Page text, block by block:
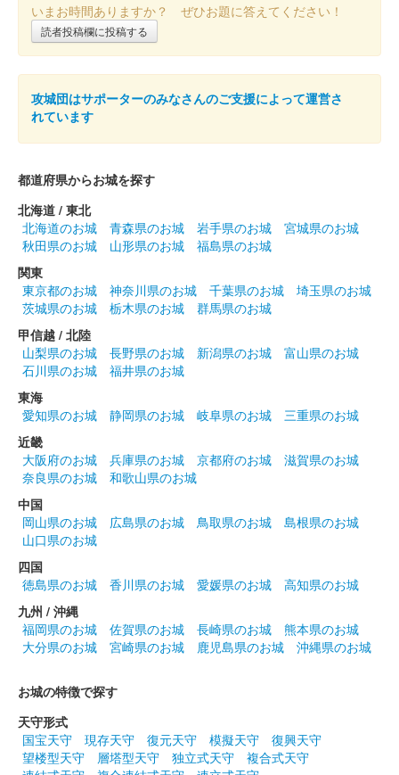
いまお時間ありますか？ ぜひお題に答えてください！
読者投稿欄に投稿する
攻城団はサポーターのみなさんのご支援によって運営さ
れています
都道府県からお城を探す
北海道 / 東北
北海道のお城
青森県のお城 岩手県のお城
宮城県のお城
秋田県のお城
山形県のお城
福島県のお城
関東
東京都のお城
神奈川県のお城 千葉県のお城
埼玉県のお城
茨城県のお城
栃木県のお城
群馬県のお城
甲信越 / 北陸
山梨県のお城
長野県のお城 新潟県のお城
富山県のお城
石川県のお城
福井県のお城
東海
愛知県のお城
静岡県のお城 岐阜県のお城
三重県のお城
近畿
大阪府のお城
兵庫県のお城 京都府のお城
滋賀県のお城
奈良県のお城
和歌山県のお城
中国
岡山県のお城
広島県のお城 鳥取県のお城
島根県のお城
山口県のお城
四国
徳島県のお城
香川県のお城 愛媛県のお城
高知県のお城
九州 / 沖縄
福岡県のお城
佐賀県のお城 長崎県のお城
熊本県のお城
大分県のお城
宮崎県のお城 鹿児島県のお城 沖縄県のお城
お城の特徴で探す
天守形式
国宝天守
現存天守 復元天守 模擬天守
復興天守
望楼型天守
層塔型天守 独立式天守
複合式天守